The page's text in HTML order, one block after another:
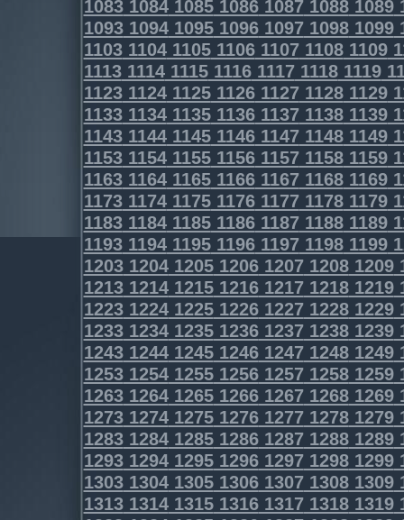
1083108410851086108710881089
1093109410951096109710981099
1103110411051106110711081109
1113111411151116111711181119
1123112411251126112711281129
1133113411351136113711381139
1143114411451146114711481149
1153115411551156115711581159
1163116411651166116711681169
1173117411751176117711781179
1183118411851186118711881189
1193119411951196119711981199
1203120412051206120712081209
1213121412151216121712181219
1223122412251226122712281229
1233123412351236123712381239
1243124412451246124712481249
1253125412551256125712581259
1263126412651266126712681269
1273127412751276127712781279
1283128412851286128712881289
1293129412951296129712981299
1303130413051306130713081309
1313131413151316131713181319